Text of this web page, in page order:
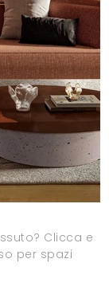
Clicca e
per spazi